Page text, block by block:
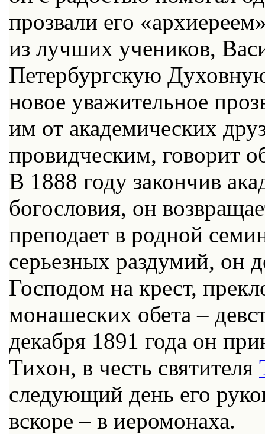
прозвали его
из лучших учеников,
Петербургскую
новое уважительное
им от академических
провидческим, говорит
В 1888 году закончив
богословия, он
преподает в родной
серьезных раздумий, он
Господом на крест,
монашеских обета –
декабря 1891 года он
Тихон, в честь святителя
следующий день его
вскоре – в иеромонаха.